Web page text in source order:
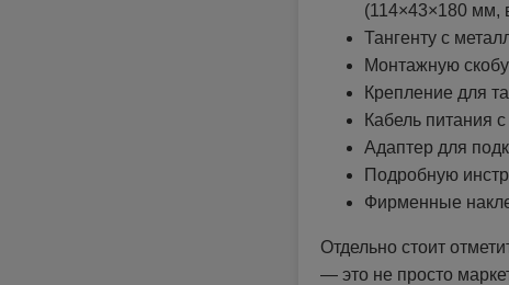
(114×43×180 мм,
Тангенту с
Монтажную
Крепление для
Кабель питания
Адаптер для
Подробную
Фирменные
Отдельно стоит
— это не просто